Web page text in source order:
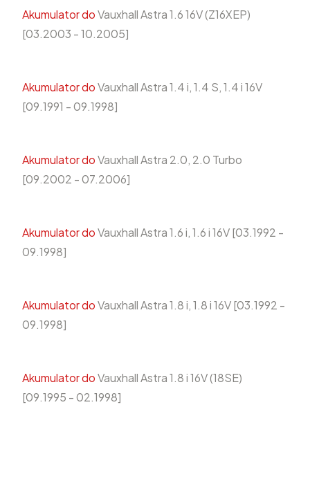
Akumulator doVauxhall Astra 1.6 16V (Z16XEP)
[03.2003 - 10.2005]
Akumulator doVauxhall Astra 1.4 i, 1.4 S, 1.4 i 16V
[09.1991 - 09.1998]
Akumulator doVauxhall Astra 2.0, 2.0 Turbo
[09.2002 - 07.2006]
Akumulator doVauxhall Astra 1.6 i, 1.6 i 16V [03.1992 -
09.1998]
Akumulator doVauxhall Astra 1.8 i, 1.8 i 16V [03.1992 -
09.1998]
Akumulator doVauxhall Astra 1.8 i 16V (18SE)
[09.1995 - 02.1998]